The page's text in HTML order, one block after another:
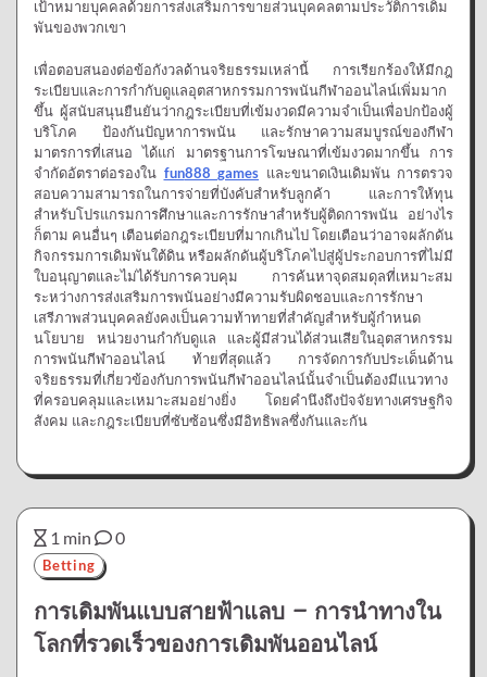
เป้าหมายบุคคลด้วยการส่งเสริมการขายส่วนบุคคลตามประวัติการเดิม
พันของพวกเขา
เพื่อตอบสนองต่อข้อกังวลด้านจริยธรรมเหล่านี้ การเรียกร้องให้มีกฎ
ระเบียบและการกำกับดูแลอุตสาหกรรมการพนันกีฬาออนไลน์เพิ่มมาก
ขึ้น ผู้สนับสนุนยืนยันว่ากฎระเบียบที่เข้มงวดมีความจำเป็นเพื่อปกป้องผู้
บริโภค ป้องกันปัญหาการพนัน และรักษาความสมบูรณ์ของกีฬา
มาตรการที่เสนอ ได้แก่ มาตรฐานการโฆษณาที่เข้มงวดมากขึ้น การ
จำกัดอัตราต่อรองใน fun888 games และขนาดเงินเดิมพัน การตรวจ
สอบความสามารถในการจ่ายที่บังคับสำหรับลูกค้า และการให้ทุน
สำหรับโปรแกรมการศึกษาและการรักษาสำหรับผู้ติดการพนัน อย่างไร
ก็ตาม คนอื่นๆ เตือนต่อกฎระเบียบที่มากเกินไป โดยเตือนว่าอาจผลักดัน
กิจกรรมการเดิมพันใต้ดิน หรือผลักดันผู้บริโภคไปสู่ผู้ประกอบการที่ไม่มี
ใบอนุญาตและไม่ได้รับการควบคุม การค้นหาจุดสมดุลที่เหมาะสม
ระหว่างการส่งเสริมการพนันอย่างมีความรับผิดชอบและการรักษา
เสรีภาพส่วนบุคคลยังคงเป็นความท้าทายที่สำคัญสำหรับผู้กำหนด
นโยบาย หน่วยงานกำกับดูแล และผู้มีส่วนได้ส่วนเสียในอุตสาหกรรม
การพนันกีฬาออนไลน์ ท้ายที่สุดแล้ว การจัดการกับประเด็นด้าน
จริยธรรมที่เกี่ยวข้องกับการพนันกีฬาออนไลน์นั้นจำเป็นต้องมีแนวทาง
ที่ครอบคลุมและเหมาะสมอย่างยิ่ง โดยคำนึงถึงปัจจัยทางเศรษฐกิจ
สังคม และกฎระเบียบที่ซับซ้อนซึ่งมีอิทธิพลซึ่งกันและกัน
1 min 0
Betting
การเดิมพันแบบสายฟ้าแลบ – การนำทางใน
โลกที่รวดเร็วของการเดิมพันออนไลน์